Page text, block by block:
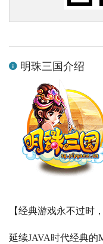
明珠三国介绍
【经典游戏永不过时
延续JAVA时代经典的